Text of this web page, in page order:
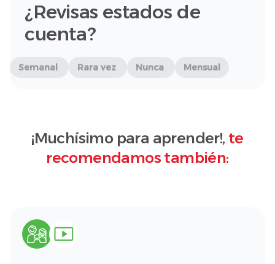
¿Revisas estados de
cuenta?
Semanal Rara vez Nunca Mensual
¡Muchísimo para aprender!, te
recomendamos también: